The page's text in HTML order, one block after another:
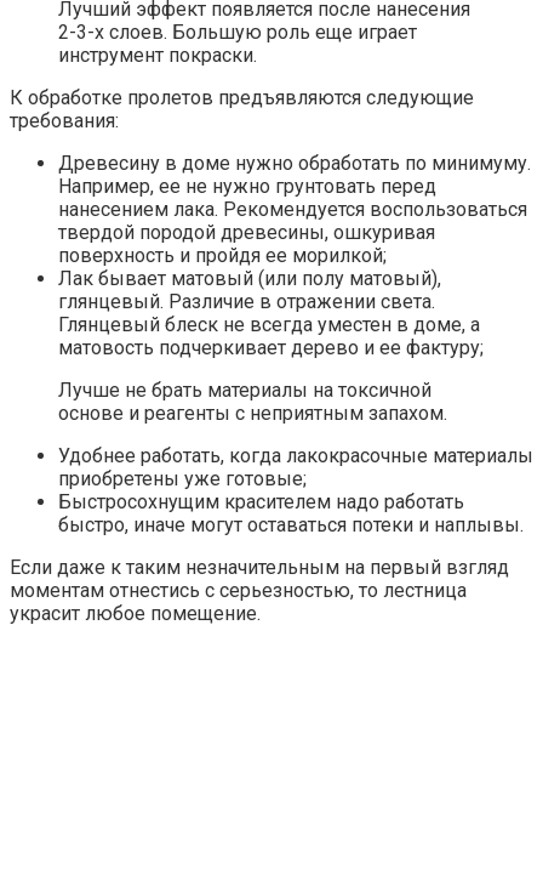
Лучший эффект появляется после нанесения
2-3-х слоев. Большую роль еще играет
инструмент покраски.
К обработке пролетов предъявляются следующие
требования:
Древесину в доме нужно обработать по минимуму.
Например, ее не нужно грунтовать перед
нанесением лака. Рекомендуется воспользоваться
твердой породой древесины, ошкуривая
поверхность и пройдя ее морилкой;
Лак бывает матовый (или полу матовый),
глянцевый. Различие в отражении света.
Глянцевый блеск не всегда уместен в доме, а
матовость подчеркивает дерево и ее фактуру;
Лучше не брать материалы на токсичной
основе и реагенты с неприятным запахом.
Удобнее работать, когда лакокрасочные материалы
приобретены уже готовые;
Быстросохнущим красителем надо работать
быстро, иначе могут оставаться потеки и наплывы.
Если даже к таким незначительным на первый взгляд
моментам отнестись с серьезностью, то лестница
украсит любое помещение.